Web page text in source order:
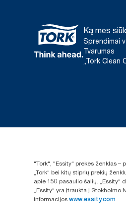
Ką mes
Sprendimai
Tvarumas
„Tork Clean
"Tork", "Essity" prekės ženklas –
„Tork“ bei kitų stiprių prekių
apie 150 pasaulio šalių.
„Essity“ yra įtraukta į
informacijos www.essity.com